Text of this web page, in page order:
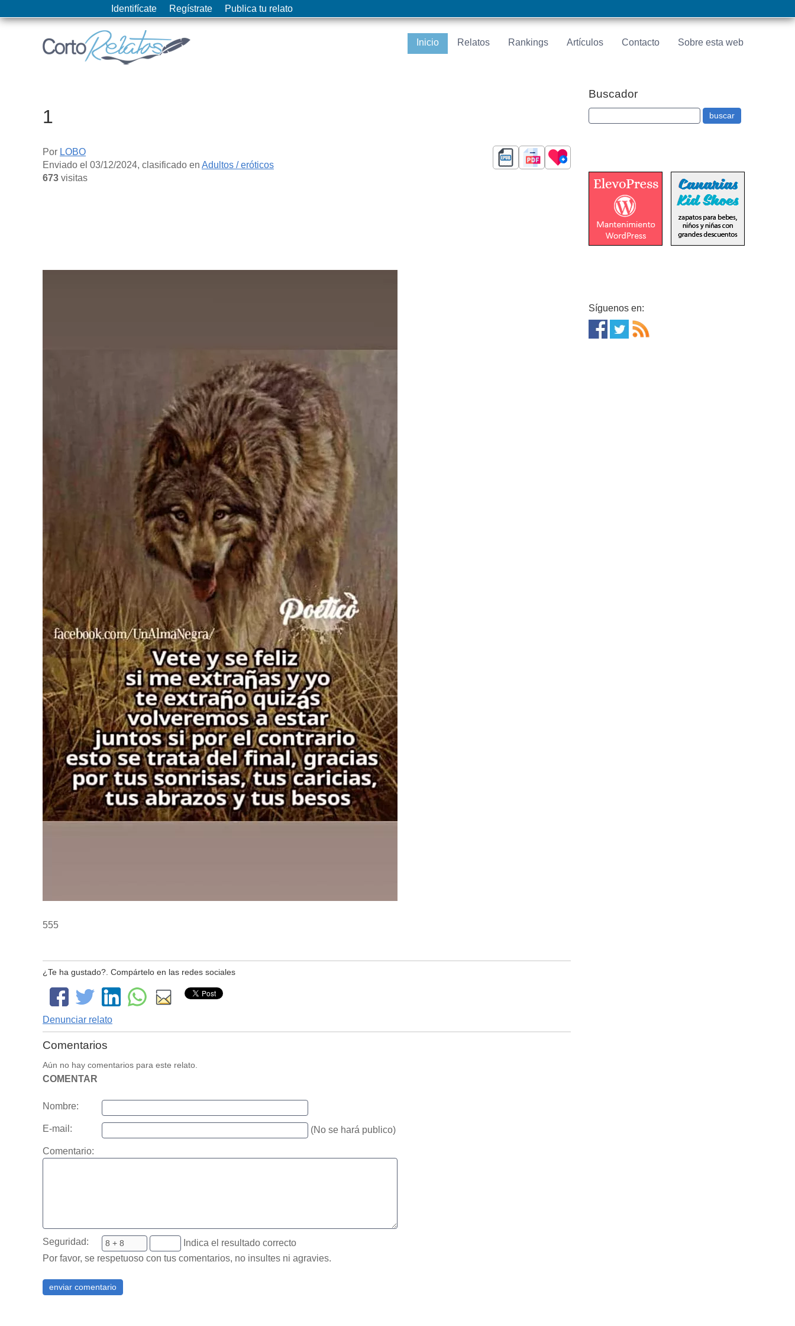
Identifícate Regístrate Publica tu relato
Inicio Relatos Rankings Artículos Contacto Sobre esta web
1
Por LOBO
Enviado el 03/12/2024, clasificado en Adultos / eróticos
673 visitas
555
¿Te ha gustado?. Compártelo en las redes sociales
Denunciar relato
Comentarios
Aún no hay comentarios para este relato.
COMENTAR
Nombre:
E-mail: (No se hará publico)
Comentario:
Seguridad:
Indica el resultado correcto
Por favor, se respetuoso con tus comentarios, no insultes ni agravies.
Buscador
Síguenos en: